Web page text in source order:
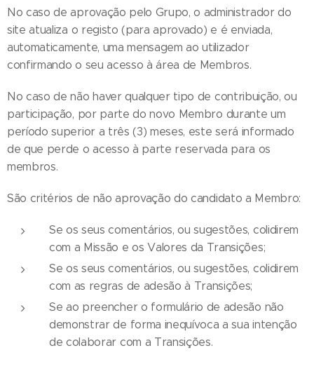
No caso de aprovação pelo Grupo, o administrador do
site atualiza o registo (para aprovado) e é enviada,
automaticamente, uma mensagem ao utilizador
confirmando o seu acesso à área de Membros.
No caso de não haver qualquer tipo de contribuição, ou
participação, por parte do novo Membro durante um
período superior a três (3) meses, este será informado
de que perde o acesso à parte reservada para os
membros.
São critérios de não aprovação do candidato a Membro:
Se os seus comentários, ou sugestões, colidirem
com a Missão e os Valores da Transições;
Se os seus comentários, ou sugestões, colidirem
com as regras de adesão à Transições;
Se ao preencher o formulário de adesão não
demonstrar de forma inequívoca a sua intenção
de colaborar com a Transições.